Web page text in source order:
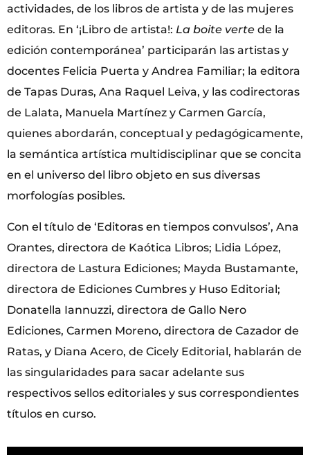
actividades, de los libros de artista y de las mujeres
editoras. En ‘¡Libro de artista!: La boite verte de la
edición contemporánea’ participarán las artistas y
docentes Felicia Puerta y Andrea Familiar; la editora
de Tapas Duras, Ana Raquel Leiva, y las codirectoras
de Lalata, Manuela Martínez y Carmen García,
quienes abordarán, conceptual y pedagógicamente,
la semántica artística multidisciplinar que se concita
en el universo del libro objeto en sus diversas
morfologías posibles.
Con el título de ‘Editoras en tiempos convulsos’, Ana
Orantes, directora de Kaótica Libros; Lidia López,
directora de Lastura Ediciones; Mayda Bustamante,
directora de Ediciones Cumbres y Huso Editorial;
Donatella Iannuzzi, directora de Gallo Nero
Ediciones, Carmen Moreno, directora de Cazador de
Ratas, y Diana Acero, de Cicely Editorial, hablarán de
las singularidades para sacar adelante sus
respectivos sellos editoriales y sus correspondientes
títulos en curso.